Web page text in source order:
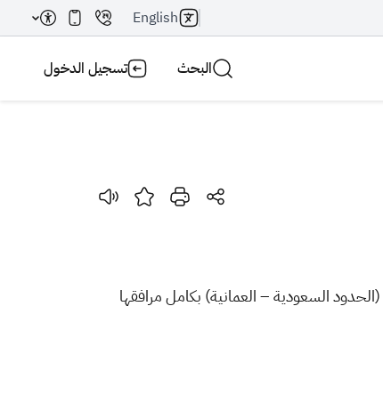
English
البحث تسجيل الدخول
السعودية – العمانية) بكامل مرافقها